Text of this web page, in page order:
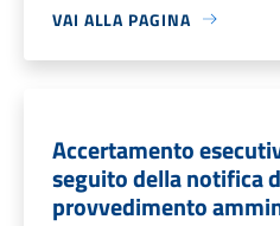
VAI ALLA PAGINA
Accertamento
seguito della notifica
provvedimento